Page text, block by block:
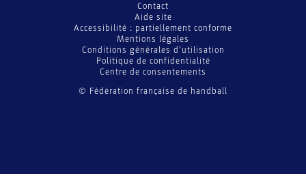
© Fédération française de handball
Contact
Aide site
Accessibilité : partiellement conforme
Mentions légales
Conditions générales d’utilisation
Politique de confidentialité
Centre de consentements